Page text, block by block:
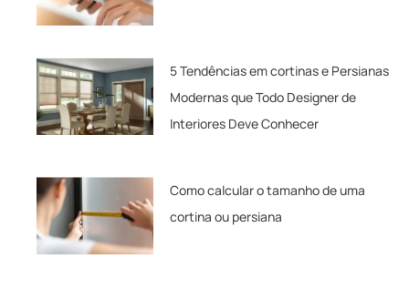
5 Tendências em cortinas e Persianas
Modernas que Todo Designer de
Interiores Deve Conhecer
Como calcular o tamanho de uma
cortina ou persiana